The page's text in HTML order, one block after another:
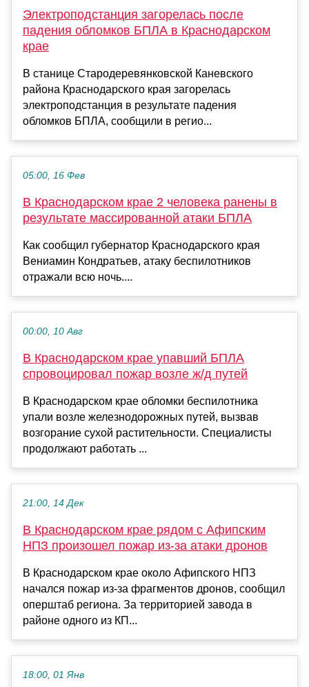
Электроподстанция загорелась после
падения обломков БПЛА в Краснодарском
крае
В станице Стародеревянковской Каневского
района Краснодарского края загорелась
электроподстанция в результате падения
обломков БПЛА, сообщили в регио...
05:00, 16 Фев
В Краснодарском крае 2 человека ранены в
результате массированной атаки БПЛА
Как сообщил губернатор Краснодарского края
Вениамин Кондратьев, атаку беспилотников
отражали всю ночь....
00:00, 10 Авг
В Краснодарском крае упавший БПЛА
спровоцировал пожар возле ж/д путей
В Краснодарском крае обломки беспилотника
упали возле железнодорожных путей, вызвав
возгорание сухой растительности. Специалисты
продолжают работать ...
21:00, 14 Дек
В Краснодарском крае рядом с Афипским
НПЗ произошел пожар из-за атаки дронов
В Краснодарском крае около Афипского НПЗ
начался пожар из-за фрагментов дронов, сообщил
оперштаб региона. За территорией завода в
районе одного из КП...
18:00, 01 Янв